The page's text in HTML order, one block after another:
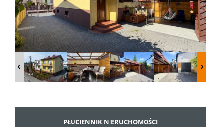
Dzialki
Lokale
Hale
PŁUCIENNIK NIERUCHOMOŚCI